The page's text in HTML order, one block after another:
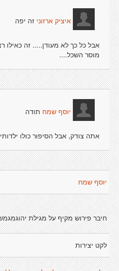
איציק ארזוני זה יפה
אבל כל כך לא מעודן..... זה כאילו
מוסר השכל....
יוסף שמח תודה
אתה צודק, אבל הסיפור כולו
יוסף שמח
חיבר פירוש מקיף על מגילת
לקט יצירות